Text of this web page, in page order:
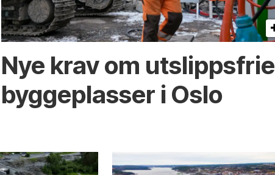
Nye krav om utslippsfrie
byggeplasser i Oslo